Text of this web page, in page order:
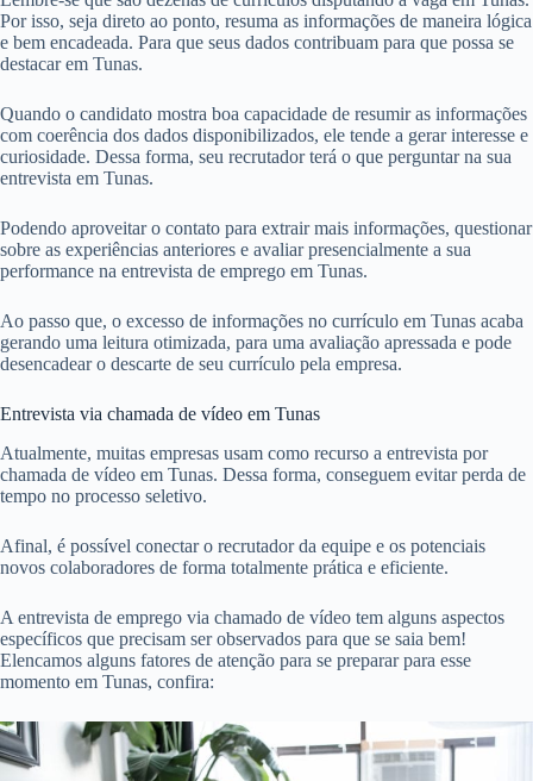
Por isso, seja direto ao ponto, resuma as informações de maneira lógica
e bem encadeada. Para que seus dados contribuam para que possa se
destacar em Tunas.
Quando o candidato mostra boa capacidade de resumir as informações
com coerência dos dados disponibilizados, ele tende a gerar interesse e
curiosidade. Dessa forma, seu recrutador terá o que perguntar na sua
entrevista em Tunas.
Podendo aproveitar o contato para extrair mais informações, questionar
sobre as experiências anteriores e avaliar presencialmente a sua
performance na entrevista de emprego em Tunas.
Ao passo que, o excesso de informações no currículo em Tunas acaba
gerando uma leitura otimizada, para uma avaliação apressada e pode
desencadear o descarte de seu currículo pela empresa.
Entrevista via chamada de vídeo em Tunas
Atualmente, muitas empresas usam como recurso a entrevista por
chamada de vídeo em Tunas. Dessa forma, conseguem evitar perda de
tempo no processo seletivo.
Afinal, é possível conectar o recrutador da equipe e os potenciais
novos colaboradores de forma totalmente prática e eficiente.
A entrevista de emprego via chamado de vídeo tem alguns aspectos
específicos que precisam ser observados para que se saia bem!
Elencamos alguns fatores de atenção para se preparar para esse
momento em Tunas, confira: